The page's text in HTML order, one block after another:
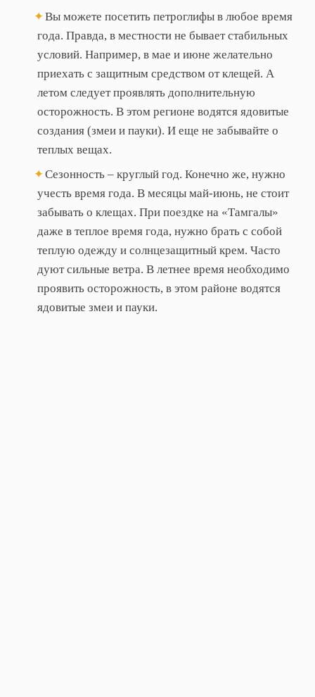
Вы можете посетить петроглифы в любое время
года. Правда, в местности не бывает стабильных
условий. Например, в мае и июне желательно
приехать с защитным средством от клещей. А
летом следует проявлять дополнительную
осторожность. В этом регионе водятся ядовитые
создания (змеи и пауки). И еще не забывайте о
теплых вещах.
Сезонность – круглый год. Конечно же, нужно
учесть время года. В месяцы май-июнь, не стоит
забывать о клещах. При поездке на «Тамгалы»
даже в теплое время года, нужно брать с собой
теплую одежду и солнцезащитный крем. Часто
дуют сильные ветра. В летнее время необходимо
проявить осторожность, в этом районе водятся
ядовитые змеи и пауки.